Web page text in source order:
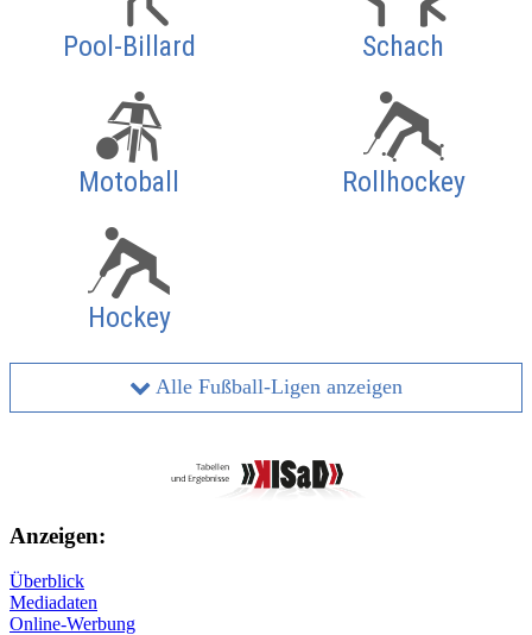
Pool-Billard Schach
Motoball Rollhockey
Hockey
Alle Fußball-Ligen anzeigen
Anzeigen:
Überblick
Mediadaten
Online-Werbung